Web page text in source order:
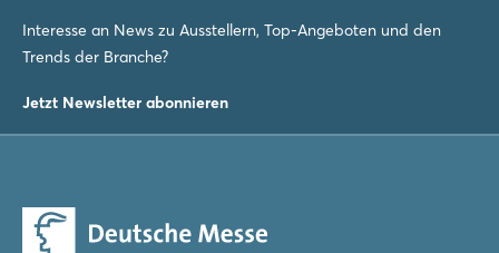
Interesse an News zu Ausstellern, Top-Angeboten und den
Trends der Branche?
Jetzt Newsletter abonnieren